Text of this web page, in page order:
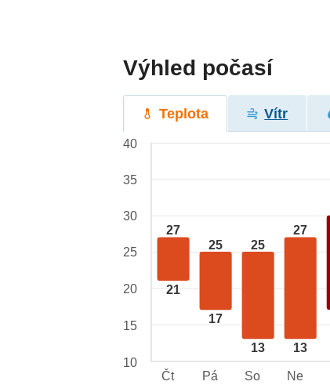
Výhled počasí
Teplota Vítr
27
21
25
17
25
13
27
13
40
35
30
25
20
15
10
Čt
Pá So Ne